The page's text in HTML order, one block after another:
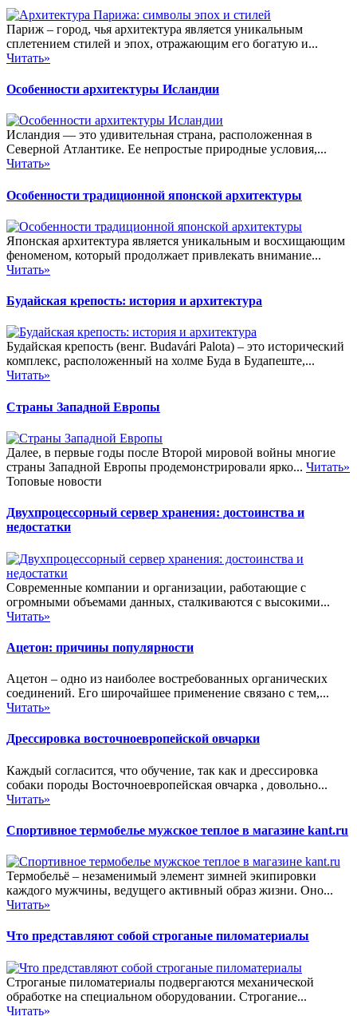
Париж – город, чья архитектура является уникальным
сплетением стилей и эпох, отражающим его богатую и...
Читать»
Особенности архитектуры Исландии
Исландия — это удивительная страна, расположенная в
Северной Атлантике. Ее непростые природные условия,...
Читать»
Особенности традиционной японской архитектуры
Японская архитектура является уникальным и восхищающим
феноменом, который продолжает привлекать внимание...
Читать»
Будайская крепость: история и архитектура
Будайская крепость (венг. Budavári Palota) – это исторический
комплекс, расположенный на холме Буда в Будапеште,...
Читать»
Страны Западной Европы
Далее, в первые годы после Второй мировой войны многие
страны Западной Европы продемонстрировали ярко... Читать»
Топовые новости
Двухпроцессорный сервер хранения: достоинства и
недостатки
Современные компании и организации, работающие с
огромными объемами данных, сталкиваются с высокими...
Читать»
Ацетон: причины популярности
Ацетон – одно из наиболее востребованных органических
соединений. Его широчайшее применение связано с тем,...
Читать»
Дрессировка восточноевропейской овчарки
Каждый согласится, что обучение, так как и дрессировка
собаки породы Восточноевропейская овчарка , довольно...
Читать»
Спортивное термобелье мужское теплое в магазине kant.ru
Термобельё – незаменимый элемент зимней экипировки
каждого мужчины, ведущего активный образ жизни. Оно...
Читать»
Что представляют собой строганые пиломатериалы
Строганые пиломатериалы подвергаются механической
обработке на специальном оборудовании. Строгание...
Читать»